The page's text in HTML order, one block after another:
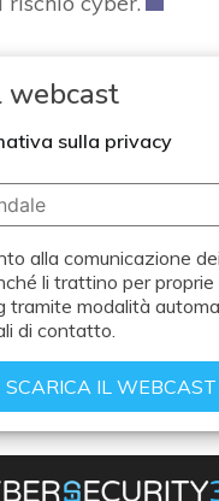
webcast
sulla privacy
alla comunicazione
li trattino per proprie
tramite modalità
di contatto.